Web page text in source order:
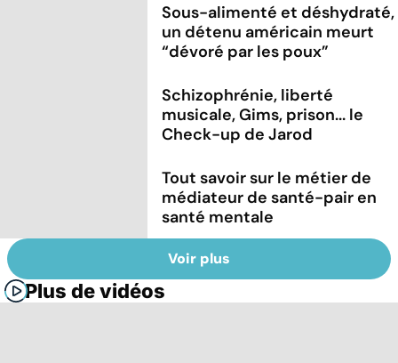
Sous-alimenté et déshydraté,
un détenu américain meurt
“dévoré par les poux”
Schizophrénie, liberté
musicale, Gims, prison... le
Check-up de Jarod
Tout savoir sur le métier de
médiateur de santé-pair en
santé mentale
Voir plus
Plus de vidéos